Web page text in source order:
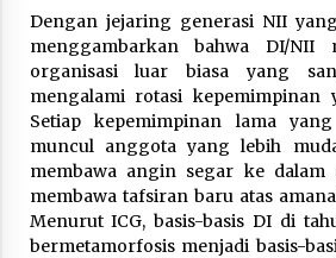
Dengan jejaring generasi NII
menggambarkan bahwa DI/NII
organisasi luar biasa yang
mengalami rotasi kepemimpinan
Setiap kepemimpinan lama
muncul anggota yang lebih
membawa angin segar ke dalam
membawa tafsiran baru atas
Menurut ICG, basis-basis DI di
bermetamorfosis menjadi basis-